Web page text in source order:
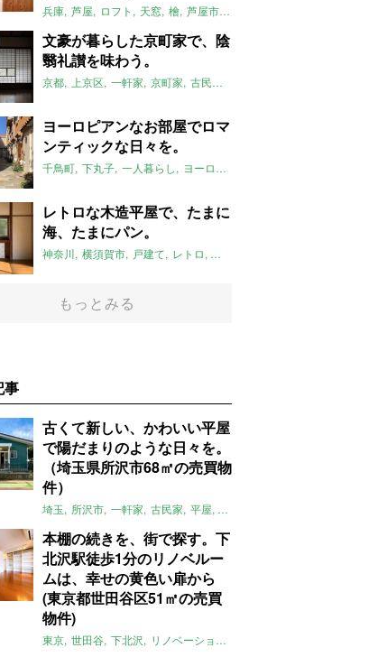
兵庫 芦屋 ロフト 天窓 檜 芦屋市 バスルーム
文豪が暮らした京町家で、陰
翳礼讃を味わう。
京都 上京区 一軒家 京町家 古民家
ヨーロピアンなお部屋でロマ
ンティックな日々を。
千鳥町 下丸子 一人暮らし ヨーロピアン
レトロな木造平屋で、たまに
海、たまにパン。
神奈川 横須賀市 戸建て レトロ 自然
もっとみる
事
古くて新しい、かわいい平屋
で陽だまりのような日々を。
（埼玉県所沢市68㎡の売買物
件）
埼玉 所沢市 一軒家 古民家 平屋 庭
本棚の続きを、街で探す。下
北沢駅徒歩1分のリノベルー
ムは、幸せの黄色い扉から
(東京都世田谷区51㎡の売買
物件)
東京 世田谷 下北沢 リノベーション